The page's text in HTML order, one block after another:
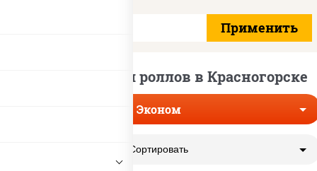
Доставка эконом роллов в Красногорске
Эконом
Сортировать